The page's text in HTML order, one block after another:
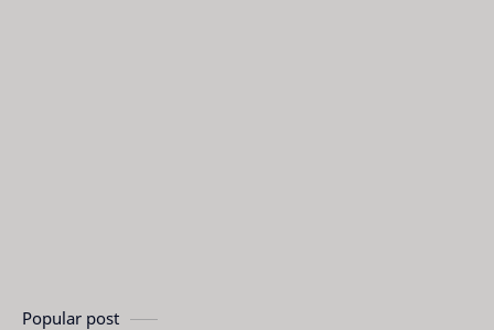
Popular post